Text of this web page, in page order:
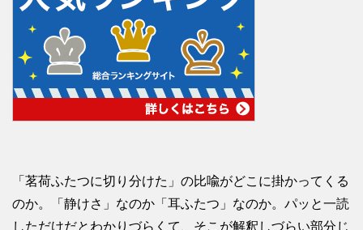
「茗荷ふたつに切り分けた」の比喩がどこに掛かってくる
のか。「静けさ」なのか「耳ふたつ」なのか。パッと一読
しただけだとわかりづらくて、そこが解釈しづらい部分じ